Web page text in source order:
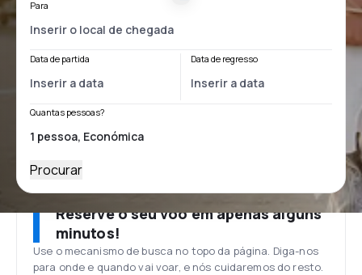
Para
Data de partida Data de regresso
Quantas pessoas?
Procurar
Reserve o seu voo em apenas alguns
minutos!
Use o mecanismo de busca no topo da página. Diga-nos
para onde e quando vai voar, e nós cuidaremos do resto.